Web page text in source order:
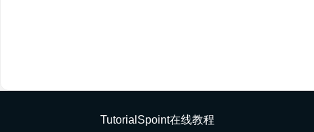
TutorialSpoint在线教程